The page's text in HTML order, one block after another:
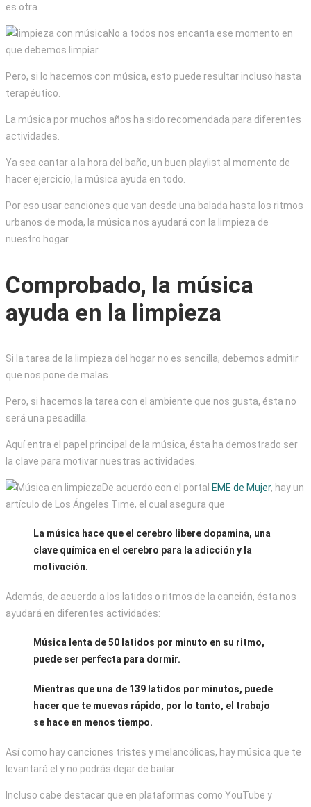
es otra.
No a todos nos encanta ese momento en
que debemos limpiar.
Pero, si lo hacemos con música, esto puede resultar incluso hasta
terapéutico.
La música por muchos años ha sido recomendada para diferentes
actividades.
Ya sea cantar a la hora del baño, un buen playlist al momento de
hacer ejercicio, la música ayuda en todo.
Por eso usar canciones que van desde una balada hasta los ritmos
urbanos de moda, la música nos ayudará con la limpieza de
nuestro hogar.
Comprobado, la música
ayuda en la limpieza
Si la tarea de la limpieza del hogar no es sencilla, debemos admitir
que nos pone de malas.
Pero, si hacemos la tarea con el ambiente que nos gusta, ésta no
será una pesadilla.
Aquí entra el papel principal de la música, ésta ha demostrado ser
la clave para motivar nuestras actividades.
De acuerdo con el portal EME de Mujer, hay un
artículo de Los Ángeles Time, el cual asegura que
La música hace que el cerebro libere dopamina, una
clave química en el cerebro para la adicción y la
motivación.
Además, de acuerdo a los latidos o ritmos de la canción, ésta nos
ayudará en diferentes actividades:
Música lenta de 50 latidos por minuto en su ritmo,
puede ser perfecta para dormir.
Mientras que una de 139 latidos por minutos, puede
hacer que te muevas rápido, por lo tanto, el trabajo
se hace en menos tiempo.
Así como hay canciones tristes y melancólicas, hay música que te
levantará el y no podrás dejar de bailar.
Incluso cabe destacar que en plataformas como YouTube y